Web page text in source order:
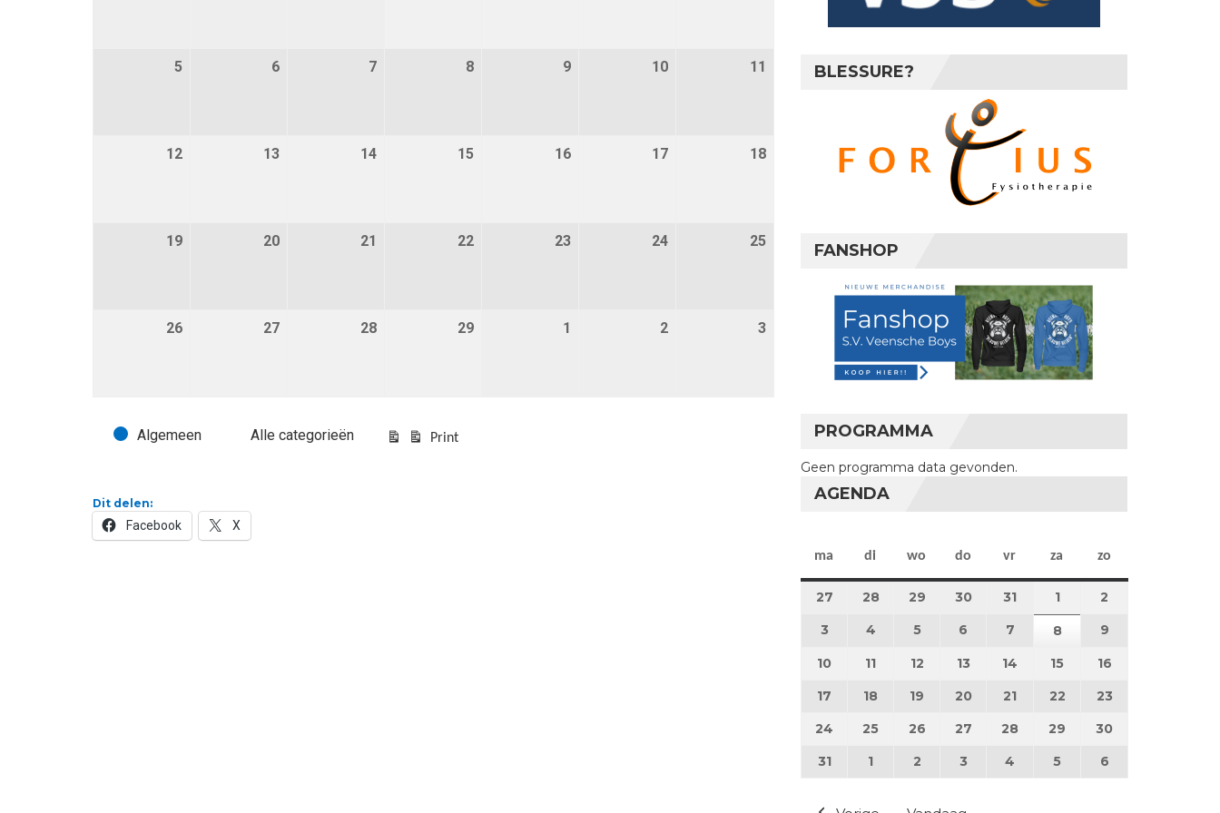
5 5 februari 2024
6 6 februari 2024
7 7 februari 2024
8 8 februari 2024
9 9 februari 2024
10 10 februari 2024
11 11 februari 2024
12 12 februari 2024
13 13 februari 2024
14 14 februari 2024
15 15 februari 2024
16 16 februari 2024
17 17 februari 2024
18 18 februari 2024
19 19 februari 2024
20 20 februari 2024
21 21 februari 2024
22 22 februari 2024
23 23 februari 2024
24 24 februari 2024
25 25 februari 2024
26 26 februari 2024
27 27 februari 2024
28 28 februari 2024
29 29 februari 2024
1 2 3 3 maart 2024
Evenementcategorieën
Algemeen Alle categorieën Print
Dit delen:
Facebook X
BLESSURE?
FANSHOP
PROGRAMMA
Geen programma data gevonden.
AGENDA
ma maandag
di dinsdag
wo woensdag
do donderdag
vr vrijdag
za zaterdag
zo
27 27 juli 2026
28 28 juli 2026
29 29 juli 2026
3030 juli 2026
31 31 juli 2026
11 augustus 2026
2
3 3 augustus 2026
4 4 augustus 2026
55 augustus 2026
6 6 augustus 2026
7 7 augustus 2026
88 augustus 2026
9
10 10 augustus 2026
11 11 augustus 2026
12 12 augustus 2026
13 13 augustus 2026
14 14 augustus 2026
15 15 augustus 2026
16
17 17 augustus 2026
18 18 augustus 2026
19 19 augustus 2026
20 20 augustus 2026
21 21 augustus 2026
22 22 augustus 2026
23
24 24 augustus 2026
25 25 augustus 2026
26 26 augustus 2026
27 27 augustus 2026
28 28 augustus 2026
29 29 augustus 2026
30
3131 augustus 2026
1 1 september 2026
2 2 september 2026
3 3 september 2026
4 4 september 2026
5 5 september 2026
6